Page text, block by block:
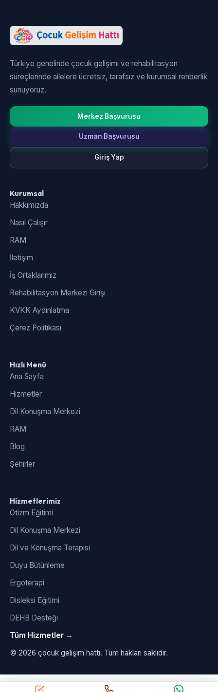
Türkiye genelinde çocuk gelişimi ve rehabilitasyon
süreçlerinde ailelere ücretsiz, tarafsız ve kurumsal rehberlik
sunuyoruz.
Merkez Başvurusu
Uzman Başvurusu
Giriş Yap
Kurumsal
Hakkımızda
Nasıl Çalışır
RAM
İletişim
İş Ortaklarımız
Rehabilitasyon Merkezi Girişi
KVKK Aydınlatma
Çerez Politikası
Hızlı Menü
Ana Sayfa
Hizmetler
Dil Konuşma Merkezi
RAM
Blog
Şehirler
Hizmetlerimiz
Otizm Eğitimi
Dil Konuşma Merkezi
Dil ve Konuşma Terapisi
Duyu Bütünleme
Ergoterapi
Disleksi Eğitimi
DEHB Desteği
Tüm Hizmetler →
© 2026 çocuk gelişim hattı. Tüm hakları saklıdır.